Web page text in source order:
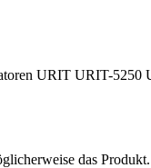
URIT URIT-5250
das Produkt.